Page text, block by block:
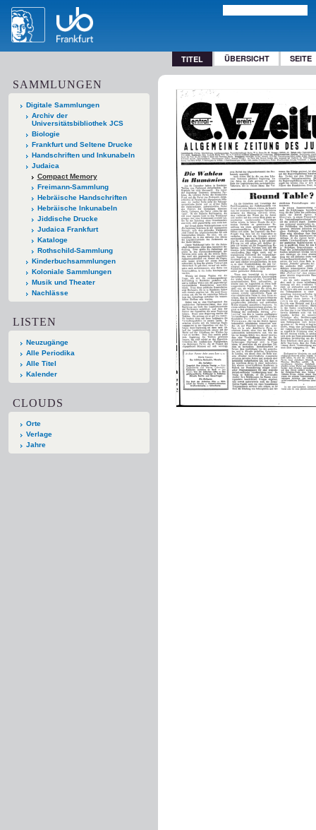
TITEL ÜBERSICHT SEITE
SAMMLUNGEN
Digitale Sammlungen
Archiv der
Universitätsbibliothek JCS
Biologie
Frankfurt und Seltene Drucke
Handschriften und Inkunabeln
Judaica
Compact Memory
Freimann-Sammlung
Hebräische Handschriften
Hebräische Inkunabeln
Jiddische Drucke
Judaica Frankfurt
Kataloge
Rothschild-Sammlung
Kinderbuchsammlungen
Koloniale Sammlungen
Musik und Theater
Nachlässe
LISTEN
Neuzugänge
Alle Periodika
Alle Titel
Kalender
CLOUDS
Orte
Verlage
Jahre